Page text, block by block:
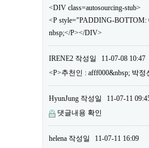
<DIV class=autosourcing-stub>
<P style="PADDING-
nbsp;</P></DIV>
IRENE2 작성일
11-07-08 10:47
<P>추천인 : afff000&nbsp; 박
HyunJung 작성일
11-07-11
댓글내용 확인
helena 작성일
11-07-11 16:09